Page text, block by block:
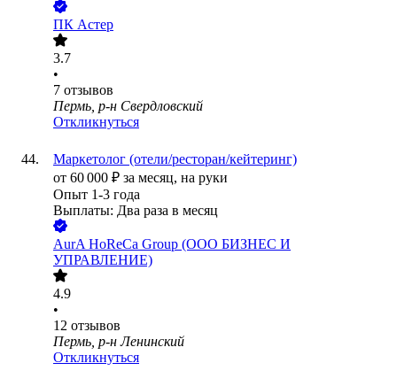
ПК Астер
3.7
•
7 отзывов
Пермь, р-н Свердловский
Откликнуться
Маркетолог (отели/ресторан/кейтеринг)
от 60 000 ₽ за месяц, на руки
Опыт 1-3 года
Выплаты: Два раза в месяц
AurA HoReCa Group (ООО БИЗНЕС И
УПРАВЛЕНИЕ)
4.9
•
12 отзывов
Пермь, р-н Ленинский
Откликнуться